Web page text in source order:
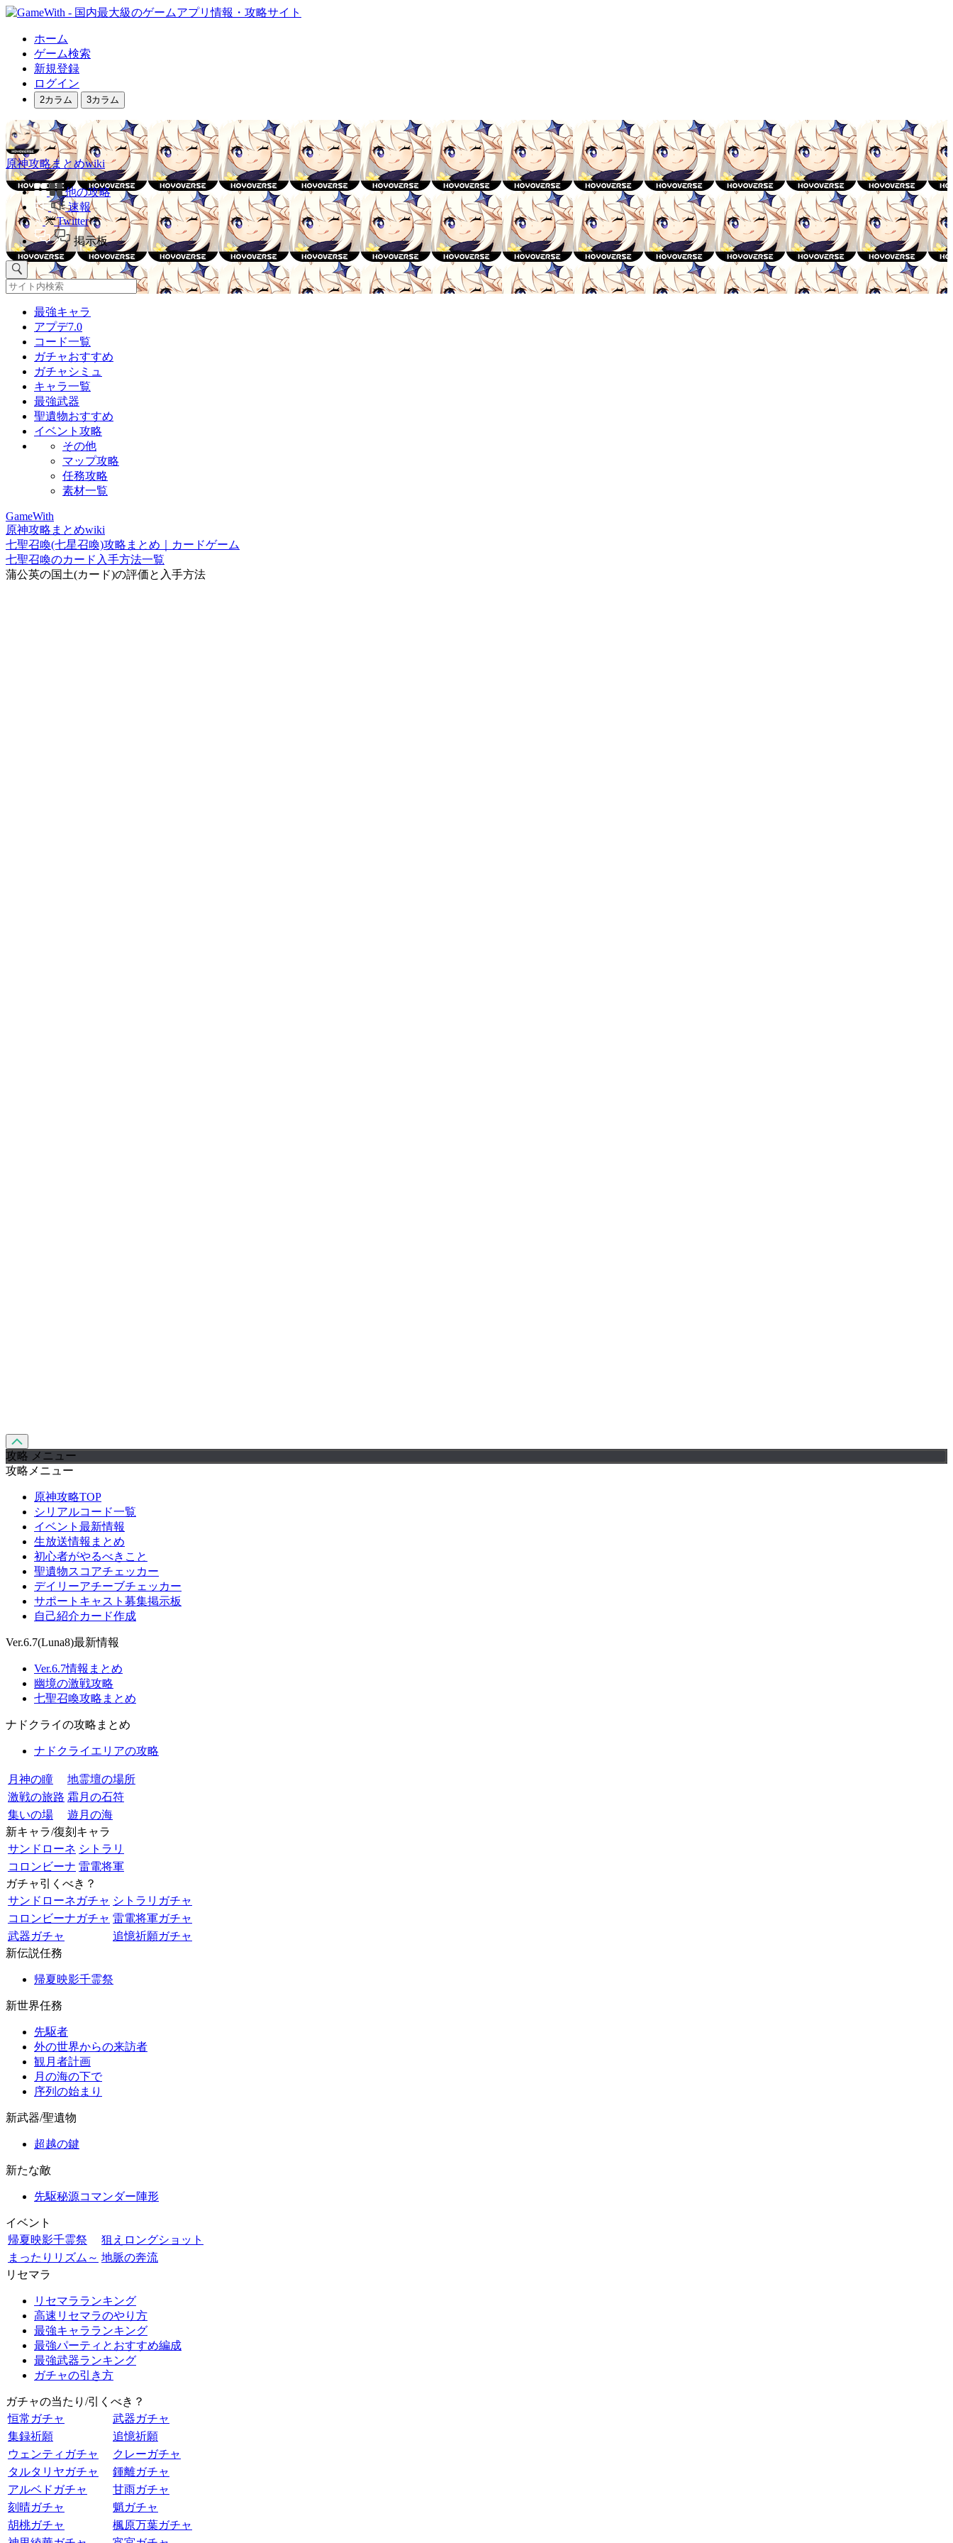
ホーム
ゲーム検索
新規登録
ログイン
2カラム 3カラム
原神攻略まとめwiki
他の攻略
速報
Twitter
掲示板
最強キャラ
アプデ7.0
コード一覧
ガチャおすすめ
ガチャシミュ
キャラ一覧
最強武器
聖遺物おすすめ
イベント攻略
その他
マップ攻略
任務攻略
素材一覧
GameWith
原神攻略まとめwiki
七聖召喚(七星召喚)攻略まとめ｜カードゲーム
七聖召喚のカード入手方法一覧
蒲公英の国土(カード)の評価と入手方法
攻略 メニュー
攻略メニュー
原神攻略TOP
シリアルコード一覧
イベント最新情報
生放送情報まとめ
初心者がやるべきこと
聖遺物スコアチェッカー
デイリーアチーブチェッカー
サポートキャスト募集掲示板
自己紹介カード作成
Ver.6.7(Luna8)最新情報
Ver.6.7情報まとめ
幽境の激戦攻略
七聖召喚攻略まとめ
ナドクライの攻略まとめ
ナドクライエリアの攻略
月神の瞳
地霊壇の場所
激戦の旅路 霜月の石符
集いの場
遊月の海
新キャラ/復刻キャラ
サンドローネ シトラリ
コロンビーナ 雷電将軍
ガチャ引くべき？
サンドローネガチャ シトラリガチャ
コロンビーナガチャ 雷電将軍ガチャ
武器ガチャ
追憶祈願ガチャ
新伝説任務
帰夏映影千霊祭
新世界任務
先駆者
外の世界からの来訪者
観月者計画
月の海の下で
序列の始まり
新武器/聖遺物
超越の鍵
新たな敵
先駆秘源コマンダー陣形
イベント
帰夏映影千霊祭
狙えロングショット
まったりリズム～ 地脈の奔流
リセマラ
リセマラランキング
高速リセマラのやり方
最強キャラランキング
最強パーティとおすすめ編成
最強武器ランキング
ガチャの引き方
ガチャの当たり/引くべき？
恒常ガチャ
武器ガチャ
集録祈願
追憶祈願
ウェンティガチャ
クレーガチャ
タルタリヤガチャ
鍾離ガチャ
アルベドガチャ
甘雨ガチャ
刻晴ガチャ
魈ガチャ
胡桃ガチャ
楓原万葉ガチャ